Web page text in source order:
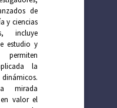
de
y ciencias
incluye
estudio y
la
mirada
valor el